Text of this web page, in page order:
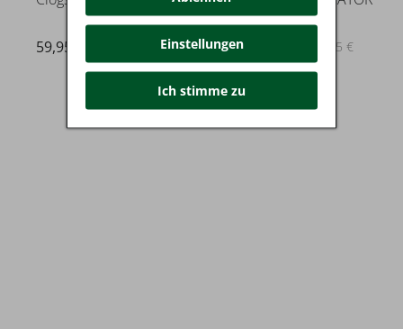
59,95 € statt* 69,95 €
49,99 €
Einstellungen
Ich stimme zu